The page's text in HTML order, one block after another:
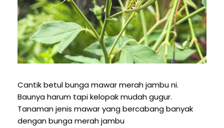
Cantik betul bunga mawar merah jambu ni.
Baunya harum tapi kelopak mudah gugur.
Tanaman jenis mawar yang bercabang banyak
dengan bunga merah jambu